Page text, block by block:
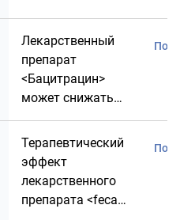
при совместном
назначении
лекарственого
препарата
препаратом <4-
hydroxycoumarin>.
Лекарственный
препарат
<Бацитрацин>
может снижать
лекарственного
препарата <dl-
метилэфедрин>,
повышая его
концентрацию в
Терапевтический
эффект
лекарственного
препарата <fecal